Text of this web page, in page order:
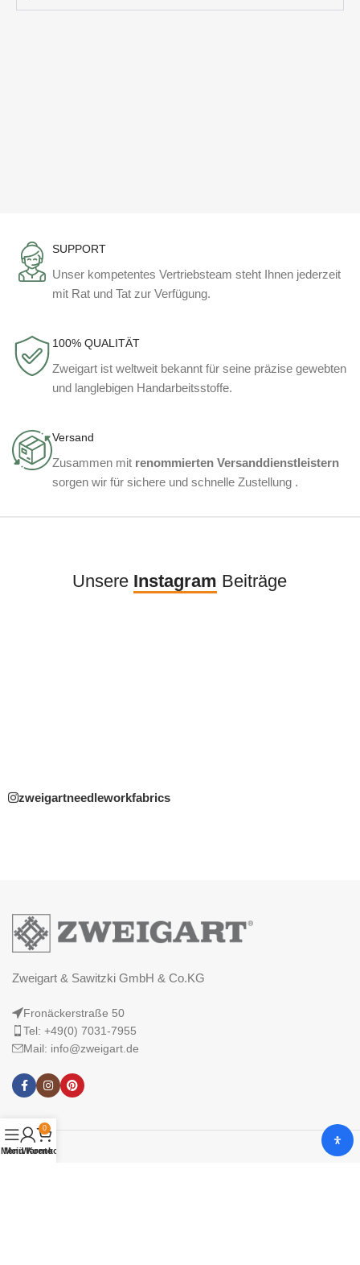
SUPPORT
Unser kompetentes Vertriebsteam steht Ihnen jederzeit
mit Rat und Tat zur Verfügung.
100% QUALITÄT
Zweigart ist weltweit bekannt für seine präzise gewebten
und langlebigen Handarbeitsstoffe.
Versand
Zusammen mit renommierten Versanddienstleistern
sorgen wir für sichere und schnelle Zustellung .
Unsere Instagram Beiträge
zweigartneedleworkfabrics
Zweigart & Sawitzki GmbH & Co.KG
Fronäckerstraße 50
Tel: +49(0) 7031-7955
Mail: info@zweigart.de
Menü
Mein Konto
0
Warenkorb